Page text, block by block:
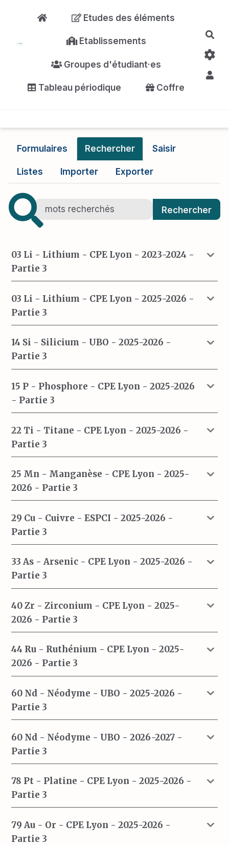
Aller au contenu principal
Etudes des éléments
Etablissements
Groupes d'étudiant·es
Tableau périodique Coffre
Formulaires Rechercher Saisir
Listes Importer Exporter
03 Li - Lithium - CPE Lyon - 2023-2024 -
Partie 3
03 Li - Lithium - CPE Lyon - 2025-2026 -
Partie 3
14 Si - Silicium - UBO - 2025-2026 -
Partie 3
15 P - Phosphore - CPE Lyon - 2025-2026
- Partie 3
22 Ti - Titane - CPE Lyon - 2025-2026 -
Partie 3
25 Mn - Manganèse - CPE Lyon - 2025-
2026 - Partie 3
29 Cu - Cuivre - ESPCI - 2025-2026 -
Partie 3
33 As - Arsenic - CPE Lyon - 2025-2026 -
Partie 3
40 Zr - Zirconium - CPE Lyon - 2025-
2026 - Partie 3
44 Ru - Ruthénium - CPE Lyon - 2025-
2026 - Partie 3
60 Nd - Néodyme - UBO - 2025-2026 -
Partie 3
60 Nd - Néodyme - UBO - 2026-2027 -
Partie 3
78 Pt - Platine - CPE Lyon - 2025-2026 -
Partie 3
79 Au - Or - CPE Lyon - 2025-2026 -
Partie 3